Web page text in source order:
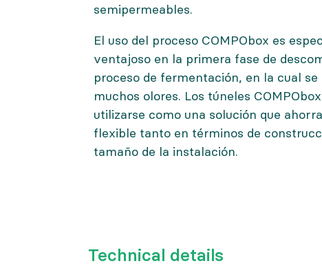
semipermeables.
El uso del proceso COMPObox es
ventajoso en la primera fase de
proceso de fermentación, en la cual se
muchos olores. Los túneles
utilizarse como una solución que
flexible tanto en términos de
tamaño de la instalación.
Technical details